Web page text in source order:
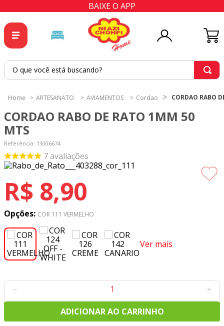
BAIXE O APP
O que você está buscando?
ARTESANATO AVIAMENTOS Cordao CORDAO RABO
CORDAO RABO DE RATO 1MM 50
MTS
Referência: 13006674
7avaliações
R$ 8,90
Opções: COR 111 VERMELHO
Ver mais
＋
－
ADICIONAR AO CARRINHO
2º
tapete
cortina
4º
tapetes
6º
tecido tricoline
7º
percal
8º
tecido oxford
9 º
tecidos
10º toalha mesa